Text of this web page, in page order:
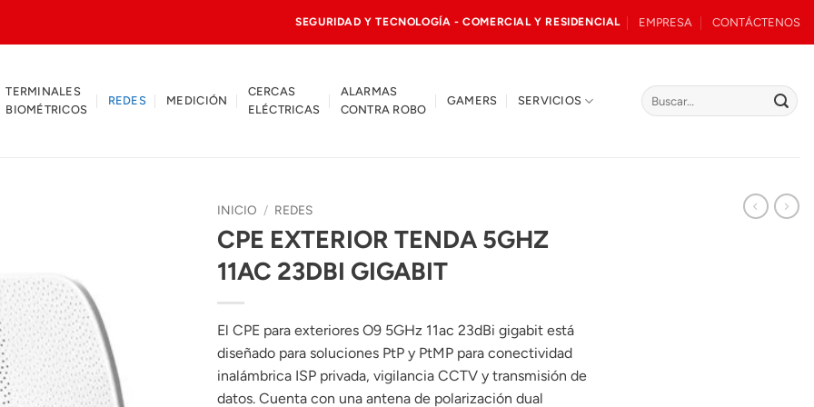
SEGURIDAD Y TECNOLOGÍA - COMERCIAL Y RESIDENCIAL EMPRESA CONTÁCTENOS
TERMINALES
BIOMÉTRICOS
REDES MEDICIÓN
CERCAS
ELÉCTRICAS
ALARMAS
CONTRA ROBO
GAMERS SERVICIOS
Buscar
por:
INICIO / REDES
CPE EXTERIOR TENDA 5GHZ
11AC 23DBI GIGABIT
El CPE para exteriores O9 5GHz 11ac 23dBi gigabit está
diseñado para soluciones PtP y PtMP para conectividad
inalámbrica ISP privada, vigilancia CCTV y transmisión de
datos. Cuenta con una antena de polarización dual